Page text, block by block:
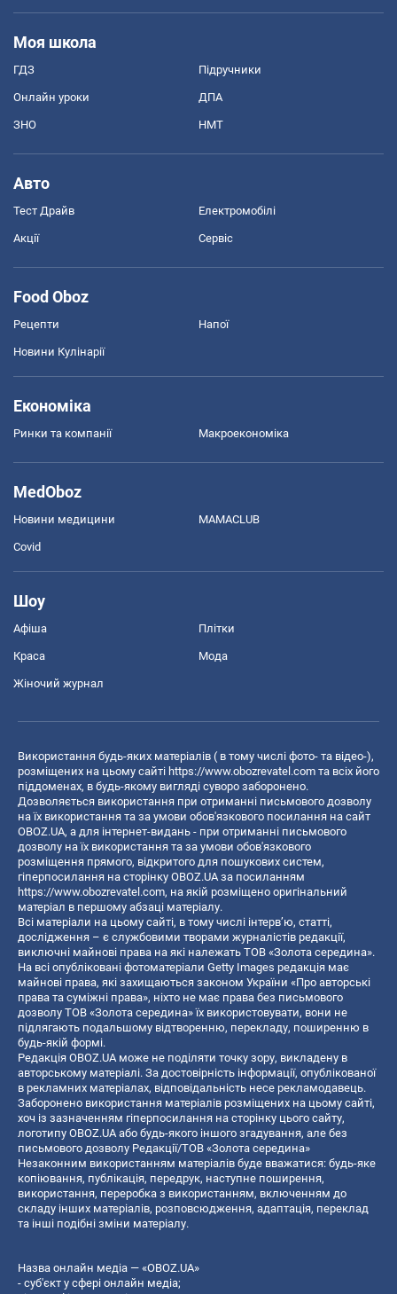
Моя школа
ГДЗ Підручники
Онлайн уроки ДПА
ЗНО НМТ
Авто
Тест Драйв Електромобілі
Акції Сервіс
Food Oboz
Рецепти Напої
Новини Кулінарії
Економіка
Ринки та компанії Макроекономіка
MedOboz
Новини медицини MAMACLUB
Covid
Шоу
Афіша Плітки
Краса Мода
Жіночий журнал
Використання будь-яких матеріалів ( в тому числі фото- та відео-),
розміщених на цьому сайті https://www.obozrevatel.com та всіх його
піддоменах, в будь-якому вигляді суворо заборонено.
Дозволяється використання при отриманні письмового дозволу
на їх використання та за умови обов'язкового посилання на сайт
OBOZ.UA, а для інтернет-видань - при отриманні письмового
дозволу на їх використання та за умови обов'язкового
розміщення прямого, відкритого для пошукових систем,
гіперпосилання на сторінку OBOZ.UA за посиланням
https://www.obozrevatel.com, на якій розміщено оригінальний
матеріал в першому абзаці матеріалу.
Всі матеріали на цьому сайті, в тому числі інтерв’ю, статті,
дослідження – є службовими творами журналістів редакції,
виключні майнові права на які належать ТОВ «Золота середина».
На всі опубліковані фотоматеріали Getty Images редакція має
майнові права, які захищаються законом України «Про авторські
права та суміжні права», ніхто не має права без письмового
дозволу ТОВ «Золота середина» їх використовувати, вони не
підлягають подальшому відтворенню, перекладу, поширенню в
будь-якій формі.
Редакція OBOZ.UA може не поділяти точку зору, викладену в
авторському матеріалі. За достовірність інформації, опублікованої
в рекламних матеріалах, відповідальність несе рекламодавець.
Заборонено використання матеріалів розміщених на цьому сайті,
хоч із зазначенням гіперпосилання на сторінку цього сайту,
логотипу OBOZ.UA або будь-якого іншого згадування, але без
письмового дозволу Редакції/ТОВ «Золота середина»
Незаконним використанням матеріалів буде вважатися: будь-яке
копiювання, публiкацiя, передрук, наступне поширення,
використання, переробка з використанням, включенням до
складу інших матеріалів, розповсюдження, адаптація, переклад
та інші подібні зміни матеріалу.
Назва онлайн медіа — «OBOZ.UA»
- суб'єкт у сфері онлайн медіа;